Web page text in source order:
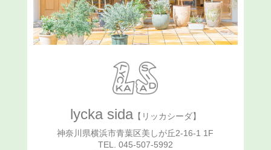
lycka sida【リッカシーダ】
神奈川県横浜市青葉区美しが丘2-16-1 1F
TEL. 045-507-5992